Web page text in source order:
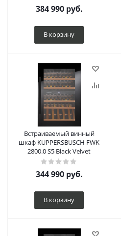
384 990руб.
В корзину
Встраиваемый винный
шкаф KUPPERSBUSCH FWK
2800.0 S5 Black Velvet
344 990руб.
В корзину